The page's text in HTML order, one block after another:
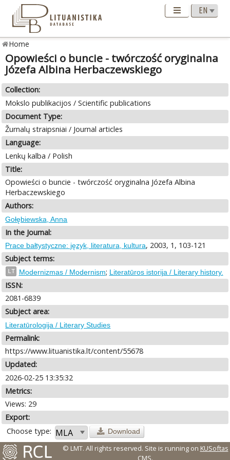
Home
Opowieści о buncie - twórczość oryginalna
Józefa Albina Herbaczewskiego
Collection:
Mokslo publikacijos / Scientific publications
Document Type:
Žurnalų straipsniai / Journal articles
Language:
Lenkų kalba / Polish
Title:
Opowieści о buncie - twórczość oryginalna Józefa Albina
Herbaczewskiego
Authors:
Gołębiewska, Anna
In the Journal:
Prace bałtystyczne: język, literatura, kultura, 2003, 1, 103-121
Subject terms:
LT Modernizmas / Modernism; Literatūros istorija / Literary history.
ISSN:
2081-6839
Subject area:
Literatūrologija / Literary Studies
Permalink:
https://www.lituanistika.lt/content/55678
Updated:
2026-02-25 13:35:32
Metrics:
Views: 29
Export:
Choose type:
Download
© LMT. All rights reserved. Site is running on KUSoftas